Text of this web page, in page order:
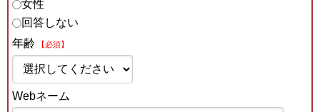
女性
回答しない
年齢
【必須】
Webネーム